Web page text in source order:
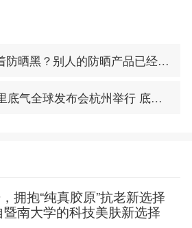
黑？别人的防晒产品已经能“打怪升级”了
全球发布会杭州举行 底妆革新者迈出全新一步
拥抱“纯真胶原”抗老新选择
南大学的科技美肤新选择